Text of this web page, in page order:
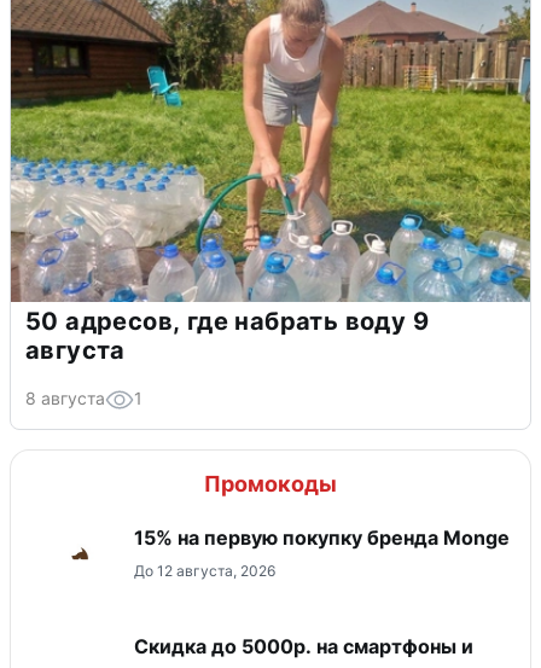
50 адресов, где набрать воду 9
августа
8 августа 1
Промокоды
15% на первую покупку бренда Monge
До 12 августа, 2026
Скидка до 5000р. на смартфоны и